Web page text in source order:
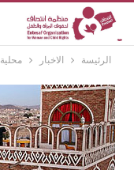
الرئيسة الاخبار محلية